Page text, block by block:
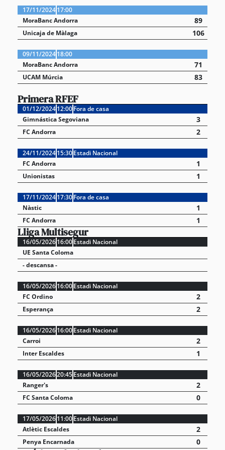
17/11/202417:00
MoraBanc Andorra
89
Unicaja de Màlaga 106
09/11/202418:00
MoraBanc Andorra
71
UCAM Múrcia 83
Primera RFEF
01/12/202412:00Fora de casa
Gimnástica Segoviana
3
FC Andorra 2
24/11/202415:30Estadi Nacional
FC Andorra
1
Unionistas 1
17/11/202417:30Fora de casa
Nàstic
1
FC Andorra 1
Lliga Multisegur
16/05/202616:00Estadi Nacional
UE Santa Coloma
- descansa -
16/05/202616:00Estadi Nacional
FC Ordino
2
Esperança 2
16/05/202616:00Estadi Nacional
Carroi
2
Inter Escaldes 1
16/05/202620:45Estadi Nacional
Ranger's
2
FC Santa Coloma 0
17/05/202611:00Estadi Nacional
Atlètic Escaldes
2
Penya Encarnada 0